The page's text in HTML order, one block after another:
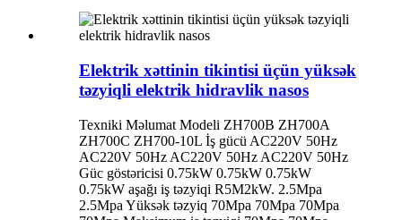
Elektrik xəttinin tikintisi üçün yüksək
təzyiqli elektrik hidravlik nasos
Texniki Məlumat Modeli ZH700B ZH700A
ZH700C ZH700-10L İş gücü AC220V 50Hz
AC220V 50Hz AC220V 50Hz AC220V 50Hz
Güc göstəricisi 0.75kW 0.75kW 0.75kW
0.75kW aşağı iş təzyiqi R5M2kW. 2.5Mpa
2.5Mpa Yüksək təzyiq 70Mpa 70Mpa 70Mpa